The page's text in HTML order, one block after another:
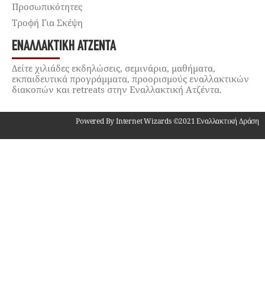
Προσωπικότητες
Τροφή Για Σκέψη
ΕΝΑΛΛΑΚΤΙΚΉ ΑΤΖΈΝΤΑ
Δείτε χιλιάδες εκδηλώσεις, σεμινάρια, μαθήματα,
εκπαιδευτικά προγράμματα, προορισμούς εναλλακτικών
διακοπών και retreats στην Εναλλακτική Ατζέντα.
Powered By Internet Wizards ©2021 Εναλλακτική Δράση